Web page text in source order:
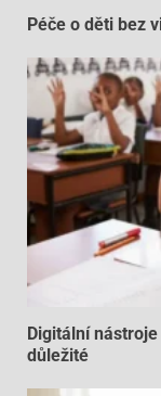
Péče o děti bez
Digitální
důležité